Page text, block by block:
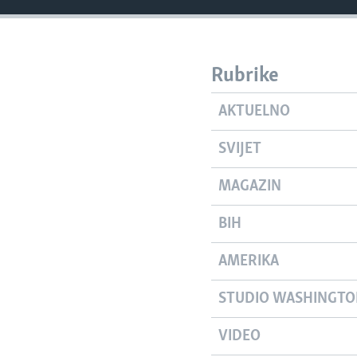
Rubrike
AKTUELNO
SVIJET
MAGAZIN
BIH
AMERIKA
STUDIO
VIDEO